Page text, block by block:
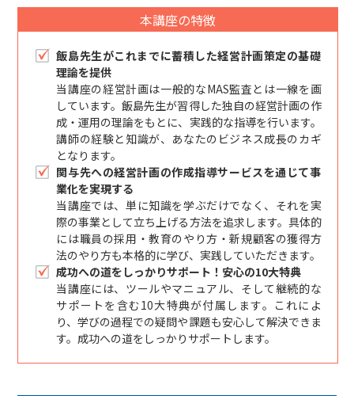
本講座の特徴
飯島先生がこれまでに蓄積した経営計画策定の基礎
理論を提供
当講座の経営計画は一般的なMAS監査とは一線を画
しています。飯島先生が習得した独自の経営計画の作
成・運用の理論をもとに、実践的な指導を行います。
講師の経験と知識が、あなたのビジネス成長のカギ
となります。
関与先への経営計画の作成指導サービスを通じて事
業化を実現する
当講座では、単に知識を学ぶだけでなく、それを実
際の事業として立ち上げる方法を追求します。具体的
には職員の採用・教育のやり方・新規顧客の獲得方
法のやり方も本格的に学び、実践していただきます。
成功への道をしっかりサポート！安心の10大特典
当講座には、ツールやマニュアル、そして継続的な
サポートを含む10大特典が付属します。これによ
り、学びの過程での疑問や課題も安心して解決できま
す。成功への道をしっかりサポートします。